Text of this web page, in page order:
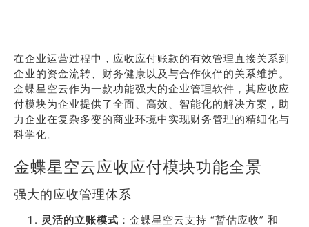
在企业运营过程中，应收应付账款的有效管理直接关系到
企业的资金流转、财务健康以及与合作伙伴的关系维护。
金蝶星空云作为一款功能强大的企业管理软件，其应收应
付模块为企业提供了全面、高效、智能化的解决方案，助
力企业在复杂多变的商业环境中实现财务管理的精细化与
科学化。
金蝶星空云应收应付模块功能全景
强大的应收管理体系
灵活的立账模式 ：金蝶星空云支持 “暂估应收” 和